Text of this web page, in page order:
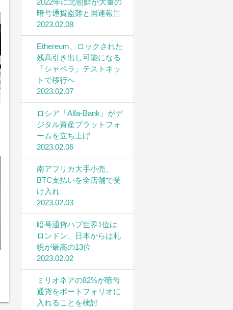
暗号通貨盗難と国連報告
2023.02.08
Ethereum、ロックされた
残高引き出し可能になる
「シャペラ」テストネッ
トで移行へ
2023.02.07
ロシア「Alfa-Bank」がデ
ジタル資産プラットフォ
ームを立ち上げ
2023.02.06
南アフリカ大手小売、
BTC支払いを全店舗で受
け入れ
2023.02.03
暗号通貨ハブ世界1位は
ロンドン、日本からは札
幌が最高の13位
2023.02.02
ミリオネアの82%が暗号
通貨をポートフォリオに
入れることを検討